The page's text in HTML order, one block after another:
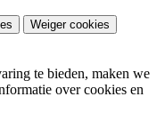
Weiger cookies
te bieden, maken we
over cookies en